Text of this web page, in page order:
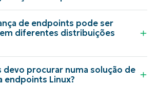
de endpoints pode ser
diferentes distribuições
devo procurar numa solução de
endpoints Linux?